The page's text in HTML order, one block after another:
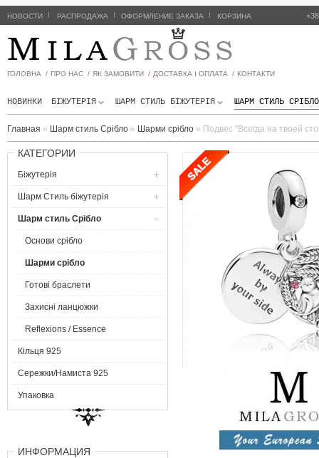
НОВОСТИ РАСПРОДАЖА ОФОРМЛЕНИЕ ЗАКАЗА КОРЗИНА
ГОЛОВНА / ПРО НАС / ЯК ЗАМОВИТИ / ДОСТАВКА І ОПЛАТА / КОНТАКТИ
НОВИНКИ БІЖУТЕРІЯ ШАРМ СТИЛЬ БIЖУТЕРIЯ ШАРМ СТИЛЬ СРІБЛО
Главная » Шарм стиль Срібло » Шарми срібло » Подвес "Всегда на твоей
КАТЕГОРИИ
Біжутерія
Шарм Стиль бiжутерiя
Шарм стиль Срібло
Основи срібло
Шарми срібло
Готові браслети
Захисні ланцюжки
Reflexions / Essence
Кільця 925
Сережки/Намиста 925
Упаковка
ИНФОРМАЦИЯ